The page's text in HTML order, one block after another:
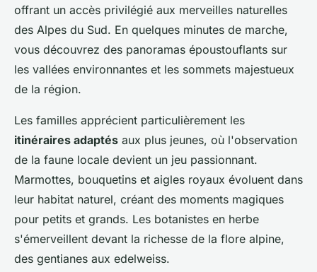
offrant un accès privilégié aux merveilles naturelles
des Alpes du Sud. En quelques minutes de marche,
vous découvrez des panoramas époustouflants sur
les vallées environnantes et les sommets majestueux
de la région.
Les familles apprécient particulièrement les
itinéraires adaptés aux plus jeunes, où l'observation
de la faune locale devient un jeu passionnant.
Marmottes, bouquetins et aigles royaux évoluent dans
leur habitat naturel, créant des moments magiques
pour petits et grands. Les botanistes en herbe
s'émerveillent devant la richesse de la flore alpine,
des gentianes aux edelweiss.